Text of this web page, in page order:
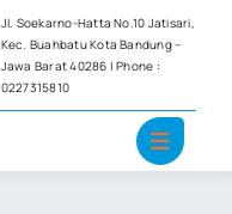
Jl. Soekarno-Hatta No.10 Jatisari,
Kec. Buahbatu Kota Bandung –
Jawa Barat 40286 | Phone :
0227315810